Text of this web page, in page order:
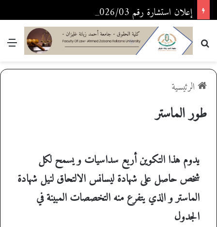
إعلان استشارة رقم 2026/03
بحث عن
الرئيسية
طور الماستر
يدوم هذا التكوين أربع سداسيات و يسمح لكل
شخص حاصل على شهادة ليسانس الالتحاق لنيل شهادة
الماستر و الذي يتفرع منه التخصصات المبينة في
الجدول